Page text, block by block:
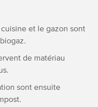
et le gazon sont
de matériau
sont ensuite